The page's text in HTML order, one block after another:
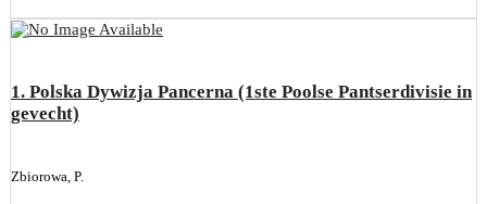
1. Polska Dywizja Pancerna (1ste Poolse Pantserdivisie in
gevecht)
Zbiorowa, P.